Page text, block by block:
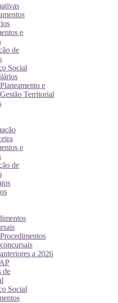
e
de
Social
Planeamento e
Gestão Territorial
e
de
Procedimentos
concursais
anteriores a 2026
de
Social